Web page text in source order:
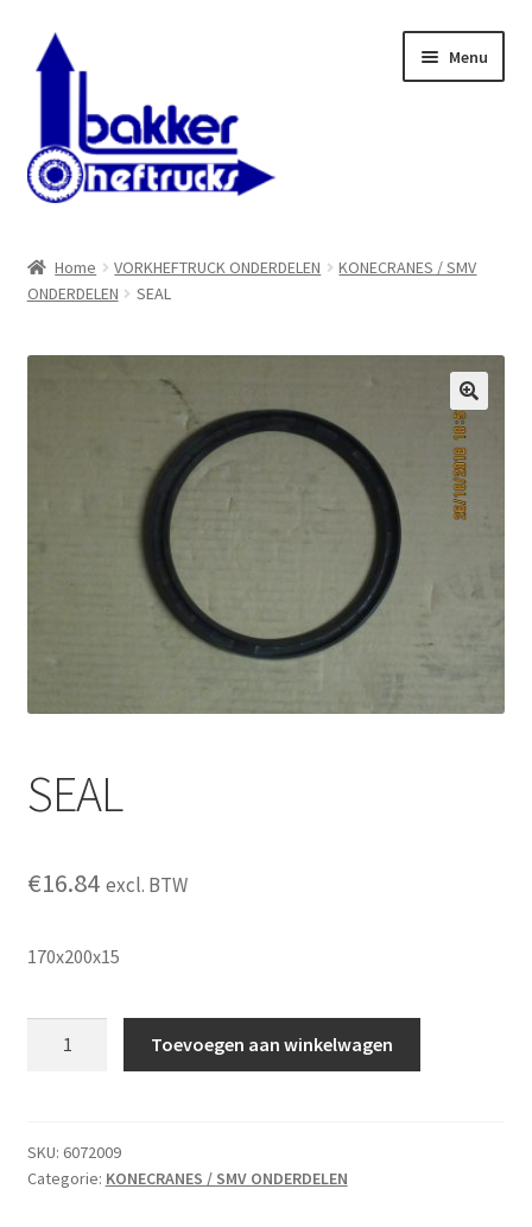
Ga
door
navigatie
Ga
naar
Menu
Shop
Contact
Home VORKHEFTRUCK ONDERDELEN
KONECRANES / SMV
ONDERDELEN
SEAL
SEAL
€16.84 excl. BTW
170x200x15
Toevoegen aan winkelwagen
SKU: 6072009
Categorie: KONECRANES / SMV ONDERDELEN